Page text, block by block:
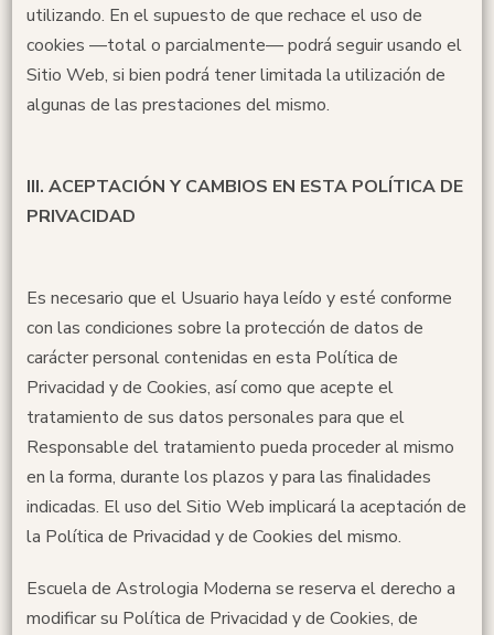
utilizando. En el supuesto de que rechace el uso de
cookies —total o parcialmente— podrá seguir usando el
Sitio Web, si bien podrá tener limitada la utilización de
algunas de las prestaciones del mismo.
III. ACEPTACIÓN Y CAMBIOS EN ESTA POLÍTICA DE
PRIVACIDAD
Es necesario que el Usuario haya leído y esté conforme
con las condiciones sobre la protección de datos de
carácter personal contenidas en esta Política de
Privacidad y de Cookies, así como que acepte el
tratamiento de sus datos personales para que el
Responsable del tratamiento pueda proceder al mismo
en la forma, durante los plazos y para las finalidades
indicadas. El uso del Sitio Web implicará la aceptación de
la Política de Privacidad y de Cookies del mismo.
Escuela de Astrologia Moderna se reserva el derecho a
modificar su Política de Privacidad y de Cookies, de